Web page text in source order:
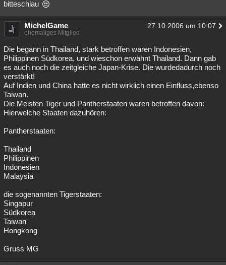
bitteschlau
MichelGame 27.10.2006 um 10:07
ehemaliges Mitglied
Die begann in Thailand, stark betroffen waren Indonesien,
Philippinen Südkorea, und wieschon erwähnt Thailand. Dann gab
es auch noch die zeitgleiche Japan-Krise. Die wurdedadurch noch
verstärkt!
Auf Indien und China hatte es nicht wirklich einen Einfluss,ebenso
Taiwan.
Die Meisten Tiger und Pantherstaaten waren betroffen davon:
Hierwelche Staaten dazuhören:
Pantherstaaten:
Thailand
Philippinen
Indonesien
Malaysia
die sogenannten Tigerstaaten:
Singapur
Südkorea
Taiwan
Hongkong
Gruss MG